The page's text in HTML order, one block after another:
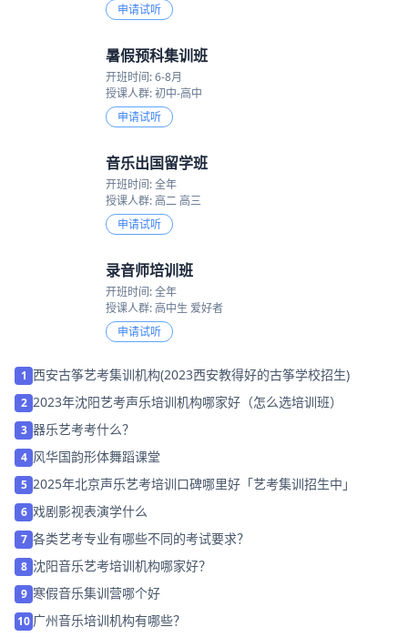
申请试听
暑假预科集训班
开班时间: 6-8月
授课人群: 初中-高中
申请试听
音乐出国留学班
开班时间: 全年
授课人群: 高二 高三
申请试听
录音师培训班
开班时间: 全年
授课人群: 高中生 爱好者
申请试听
1 西安古筝艺考集训机构(2023西安教得好的古筝学校招生)
2 2023年沈阳艺考声乐培训机构哪家好（怎么选培训班）
3 器乐艺考考什么？
4 风华国韵形体舞蹈课堂
5 2025年北京声乐艺考培训口碑哪里好「艺考集训招生中」
6 戏剧影视表演学什么
7 各类艺考专业有哪些不同的考试要求？
8 沈阳音乐艺考培训机构哪家好？
9 寒假音乐集训营哪个好
10 广州音乐培训机构有哪些？